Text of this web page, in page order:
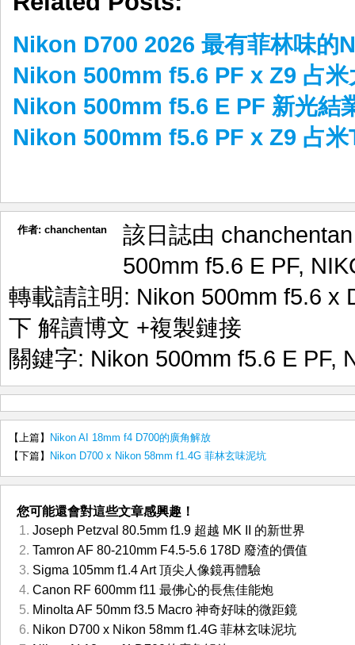
Nikon D700 2026 最有菲林味的
Nikon 500mm f5.6 PF x Z9 占米
Nikon 500mm f5.6 E PF 新光結
Nikon 500mm f5.6 PF x Z9 占米
作者: chanchentan
該日誌由
500mm f5.6 E PF,
轉載請註明: Nikon 500mm f5.6 x
下 解讀博文 +複製鏈接
關鍵字: Nikon 500mm f5.6 E PF,
【上篇】
Nikon AI 18mm f4 D700的廣角解放
【下篇】
Nikon D700 x Nikon 58mm f1.4G 菲林玄味泥坑
您可能還會對這些文章感興趣！
Joseph Petzval 80.5mm f1.9 超越 MK II 的新世界
Tamron AF 80-210mm F4.5-5.6 178D 廢渣的價值
Sigma 105mm f1.4 Art 頂尖人像鏡再體驗
Canon RF 600mm f11 最佛心的長焦佳能炮
Minolta AF 50mm f3.5 Macro 神奇好味的微距鏡
Nikon D700 x Nikon 58mm f1.4G 菲林玄味泥坑